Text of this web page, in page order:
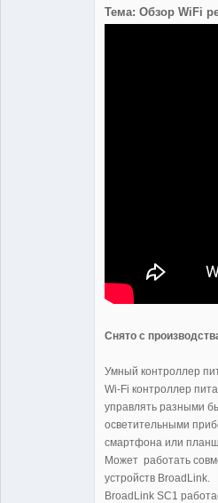
Тема: Обзор WiFi
Снято с
Умный контроллер
Wi-Fi контроллер
управлять разными
осветительными
смартфона или
Может работать
устройств BroadLink.
BroadLink SC1